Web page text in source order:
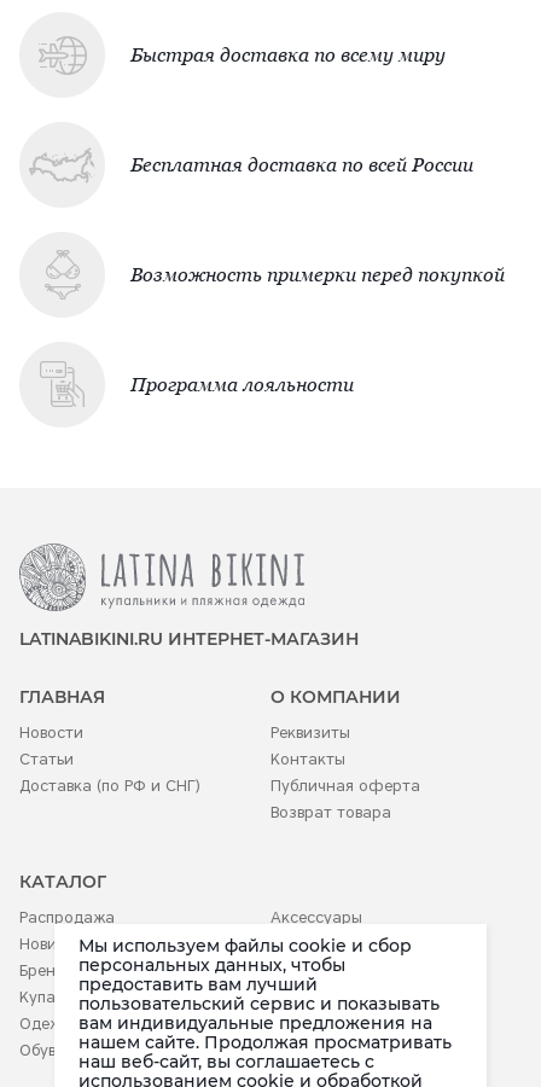
Быстрая доставка по всему миру
Бесплатная доставка по всей России
Возможность примерки перед покупкой
Программа лояльности
LATINABIKINI.RU ИНТЕРНЕТ-МАГАЗИН
ГЛАВНАЯ
Новости
Статьи
Доставка (по РФ и СНГ)
О КОМПАНИИ
Реквизиты
Контакты
Публичная оферта
Возврат товара
КАТАЛОГ
Распродажа
Новинки
Бренды
Купальники
Одежда
Обувь
Аксессуары
Белье
Детское
Мы используем файлы cookie и сбор
персональных данных, чтобы
предоставить вам лучший
пользовательский сервис и показывать
вам индивидуальные предложения на
нашем сайте. Продолжая просматривать
наш веб-сайт, вы соглашаетесь c
использованием cookie и обработкой